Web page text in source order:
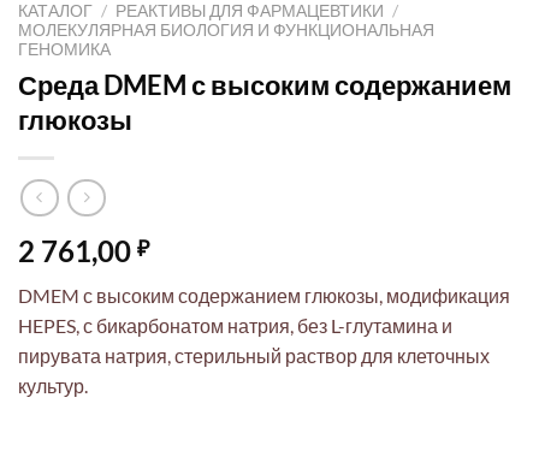
КАТАЛОГ / РЕАКТИВЫ ДЛЯ ФАРМАЦЕВТИКИ /
МОЛЕКУЛЯРНАЯ БИОЛОГИЯ И ФУНКЦИОНАЛЬНАЯ
ГЕНОМИКА
Среда DMEM с высоким содержанием
глюкозы
2 761,00 ₽
DMEM с высоким содержанием глюкозы, модификация
HEPES, с бикарбонатом натрия, без L-глутамина и
пирувата натрия, стерильный раствор для клеточных
культур.